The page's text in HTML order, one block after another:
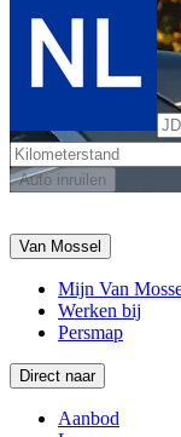
Auto inruilen
Van Mossel
Mijn Van
Werken bij
Persmap
Direct naar
Aanbod